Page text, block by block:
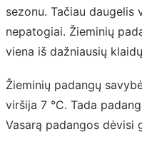
sezonu. Tačiau daugelis
nepatogiai. Žieminių
viena iš dažniausių
Žieminių padangų
viršija 7 °C. Tada
Vasarą padangos dėvisi